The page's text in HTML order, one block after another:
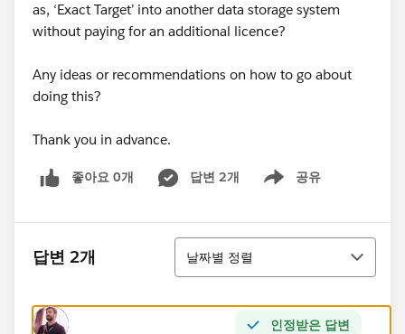
as, ‘Exact Target’ into another data storage system
without paying for an additional licence?
Any ideas or recommendations on how to go about
doing this?
Thank you in advance.
좋아요 0개 답변 2개 공유
Show menu
답변 2개
정렬
날짜별 정렬
인정받은 답변